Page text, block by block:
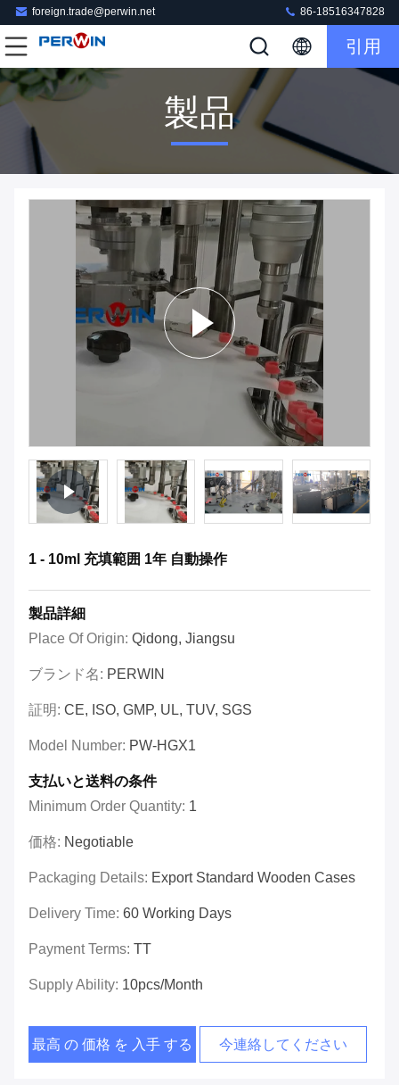
foreign.trade@perwin.net 86-18516347828
引用
製品
1 - 10ml 充填範囲 1年 自動操作
製品詳細
Place Of Origin: Qidong, Jiangsu
ブランド名: PERWIN
証明: CE, ISO, GMP, UL, TUV, SGS
Model Number: PW-HGX1
支払いと送料の条件
Minimum Order Quantity: 1
価格: Negotiable
Packaging Details: Export Standard Wooden Cases
Delivery Time: 60 Working Days
Payment Terms: TT
Supply Ability: 10pcs/month
最高 の 価格 を 入手 する 今連絡してください